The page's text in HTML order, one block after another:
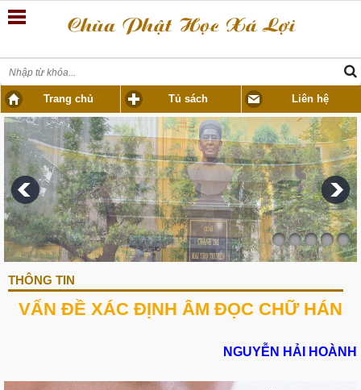
Trang chủ Tủ sách Liên hệ
THÔNG TIN
VẤN ĐỀ XÁC ĐỊNH ÂM ĐỌC CHỮ HÁN
NGUYỄN HẢI HOÀNH